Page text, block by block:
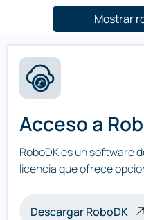
Mostrar
Acceso a
RoboDK es un software
licencia que ofrece
Descargar RoboDK